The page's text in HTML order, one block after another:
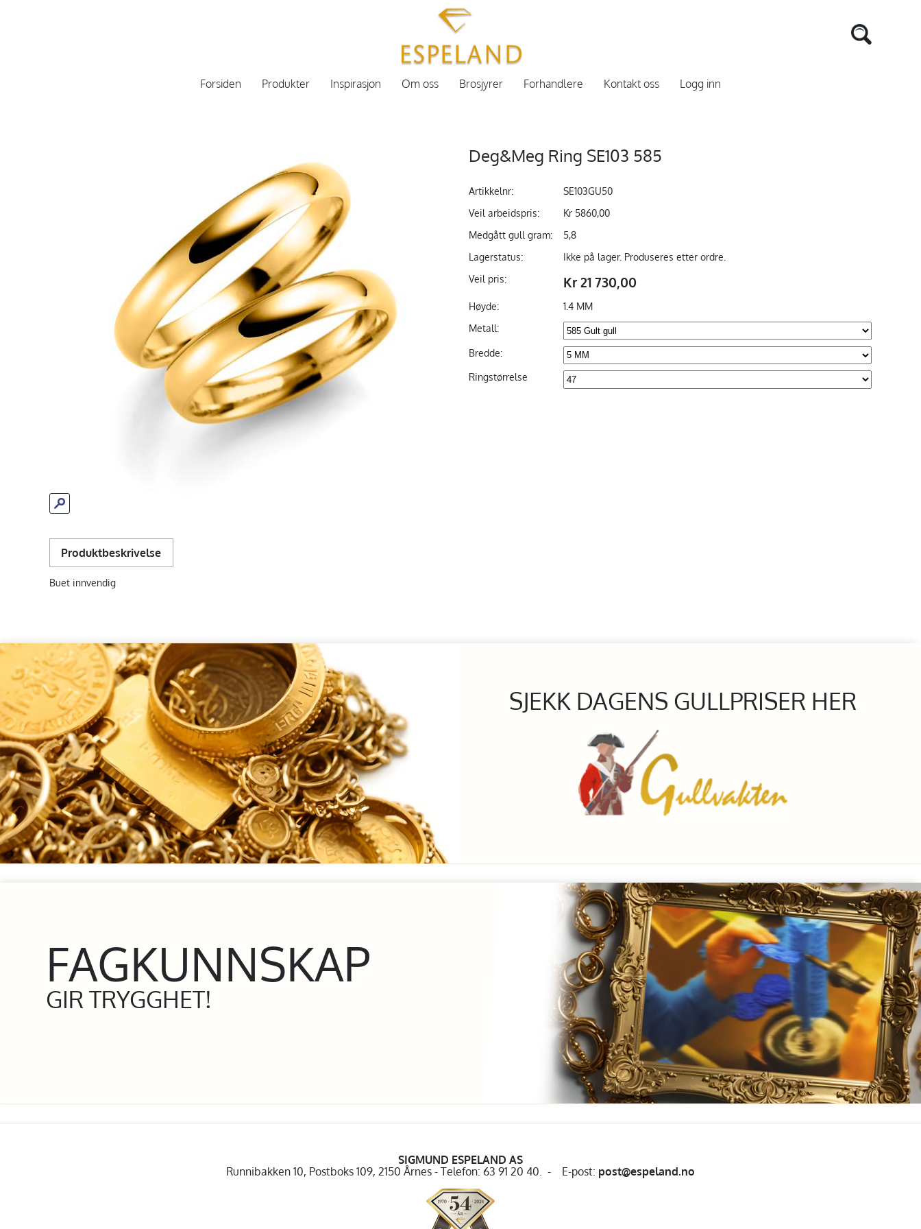
Forsiden Produkter Inspirasjon Om oss Brosjyrer Forhandlere Kontakt oss Logg inn
Deg&Meg Ring SE103 585
Artikkelnr:
SE103GU50
Veil arbeidspris:
Kr 5860,00
Medgått gull gram:
5,8
Lagerstatus:
Ikke på lager. Produseres etter ordre.
Veil pris:
Kr 21 730,00
Høyde:
1.4 MM
Metall:
Bredde:
Ringstørrelse
Produktbeskrivelse
Buet innvendig
SJEKK DAGENS GULLPRISER HER
FAGKUNNSKAP
GIR TRYGGHET!
SIGMUND ESPELAND AS
Runnibakken 10, Postboks 109, 2150 Årnes - Telefon: 63 91 20 40. - E-post: post@espeland.no